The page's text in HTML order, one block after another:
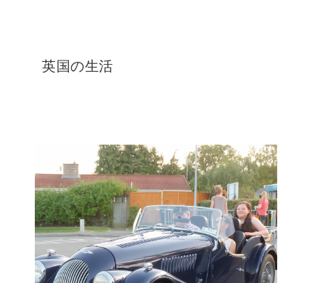
英国の生活